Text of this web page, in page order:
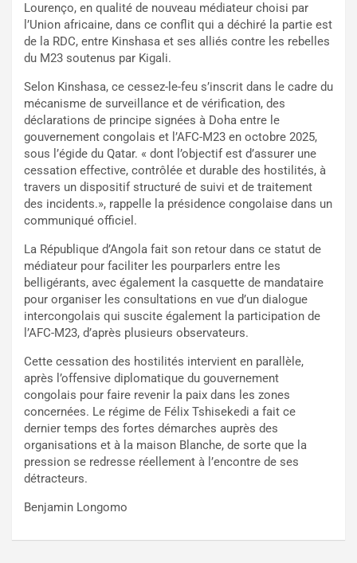
Lourenço, en qualité de nouveau médiateur choisi par
l’Union africaine, dans ce conflit qui a déchiré la partie est
de la RDC, entre Kinshasa et ses alliés contre les rebelles
du M23 soutenus par Kigali.
Selon Kinshasa, ce cessez-le-feu s’inscrit dans le cadre du
mécanisme de surveillance et de vérification, des
déclarations de principe signées à Doha entre le
gouvernement congolais et l’AFC-M23 en octobre 2025,
sous l’égide du Qatar. « dont l’objectif est d’assurer une
cessation effective, contrôlée et durable des hostilités, à
travers un dispositif structuré de suivi et de traitement
des incidents.», rappelle la présidence congolaise dans un
communiqué officiel.
La République d’Angola fait son retour dans ce statut de
médiateur pour faciliter les pourparlers entre les
belligérants, avec également la casquette de mandataire
pour organiser les consultations en vue d’un dialogue
intercongolais qui suscite également la participation de
l’AFC-M23, d’après plusieurs observateurs.
Cette cessation des hostilités intervient en parallèle,
après l’offensive diplomatique du gouvernement
congolais pour faire revenir la paix dans les zones
concernées. Le régime de Félix Tshisekedi a fait ce
dernier temps des fortes démarches auprès des
organisations et à la maison Blanche, de sorte que la
pression se redresse réellement à l’encontre de ses
détracteurs.
Benjamin Longomo